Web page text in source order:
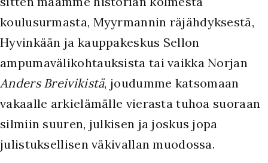
koulusurmasta, Myyrmannin räjähdyksestä,
Hyvinkään ja kauppakeskus Sellon
ampumavälikohtauksista tai vaikka Norjan
Anders Breivikistä, joudumme katsomaan
vakaalle arkielämälle vierasta tuhoa suoraan
silmiin suuren, julkisen ja joskus jopa
julistuksellisen väkivallan muodossa.